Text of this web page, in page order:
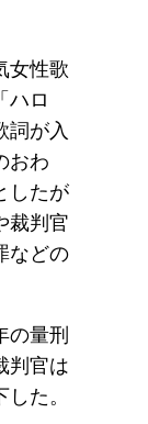
女性歌
ハロ
詞が入
おわ
したが
裁判官
などの
の量刑
判官は
た。